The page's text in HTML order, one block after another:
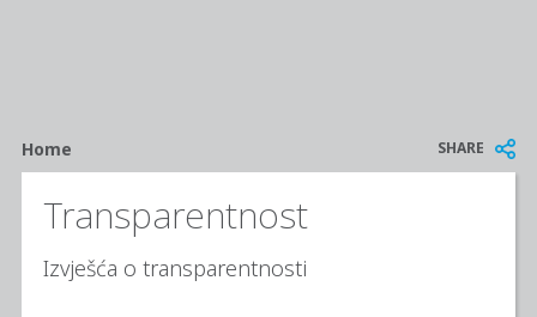
Breadcrumb
Home SHARE
Transparentnost
Izvješća o transparentnosti